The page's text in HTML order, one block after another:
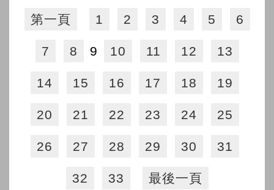
第一頁 1 2 3 4 5 6
7 8 9 10 11 12 13
14 15 16 17 18 19
20 21 22 23 24 25
26 27 28 29 30 31
32 33 最後一頁